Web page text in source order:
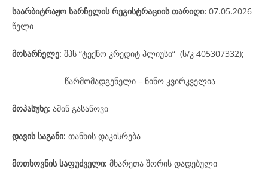
საარბიტრაჟო სარჩელის რეგისტრაციის თარიღი: 07.05.2026
წელი
მოსარჩელე: შპს “ტექნო კრედიტ პლიუსი“ (ს/კ 405307332);
წარმომადგენელი – ნინო კვირკველია
მოპასუხე: ამინ გასანოვი
დავის საგანი: თანხის დაკისრება
მოთხოვნის საფუძველი: მხარეთა შორის დადებული